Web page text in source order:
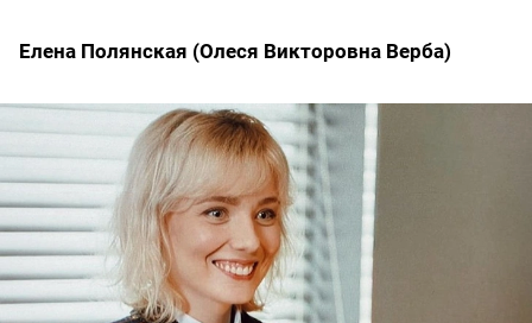
Елена Полянская (Олеся Викторовна Верба)